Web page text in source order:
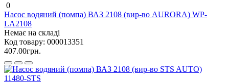
0
Насос водяний (помпа) ВАЗ 2108 (вир-во AURORA) WP-
LA2108
Немає на складі
Код товару: 000013351
407.00грн.